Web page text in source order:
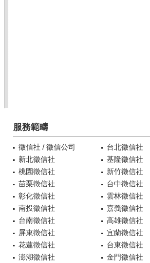
服務範疇
徵信社 / 徵信公司
台北徵信社
新北徵信社
基隆徵信社
桃園徵信社
新竹徵信社
苗栗徵信社
台中徵信社
彰化徵信社
雲林徵信社
南投徵信社
嘉義徵信社
台南徵信社
高雄徵信社
屏東徵信社
宜蘭徵信社
花蓮徵信社
台東徵信社
澎湖徵信社
金門徵信社